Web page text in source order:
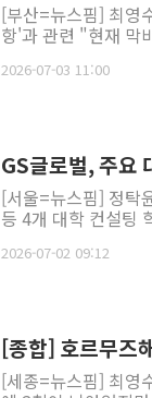
[부산=뉴스핌] 최영
항'과 관련 "현재 막
2026-07-03 11:00
GS글로벌, 주요
[서울=뉴스핌] 정탁
등 4개 대학 컨설팅
2026-07-02 09:12
[종합] 호르무즈
[세종=뉴스핌] 최영